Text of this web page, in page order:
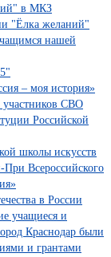
в МКЗ
"Ёлка желаний"
нашей
– моя история»
участников СВО
Российской
школы искусств
При Всероссийского
в России
учащиеся и
Краснодар были
и грантами